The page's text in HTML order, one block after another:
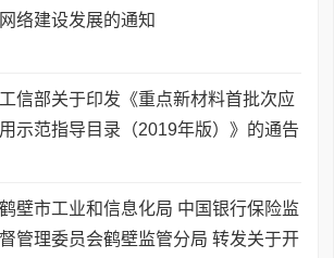
网络建设发展的通知
工信部关于印发《重点新材料首批次应
用示范指导目录（2019年版）》的通告
鹤壁市工业和信息化局 中国银行保险监
督管理委员会鹤壁监管分局 转发关于开